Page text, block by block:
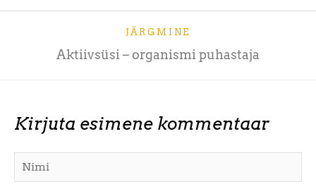
JÄRGMINE
Aktiivsüsi – organismi puhastaja
Kirjuta esimene kommentaar